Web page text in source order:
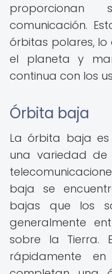
proporcionan
comunicación.
órbitas polares,
el planeta y
continua con los
Órbita baja
La órbita baja
una variedad de
baja se
bajas que los
generalmente
sobre la Tierra.
rápidamente